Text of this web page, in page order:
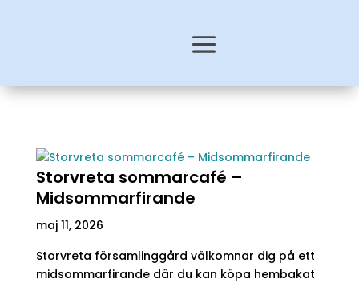
Storvreta sommarcafé –
Midsommarfirande
maj 11, 2026
Storvreta församlinggård välkomnar dig på ett
midsommarfirande där du kan köpa hembakat